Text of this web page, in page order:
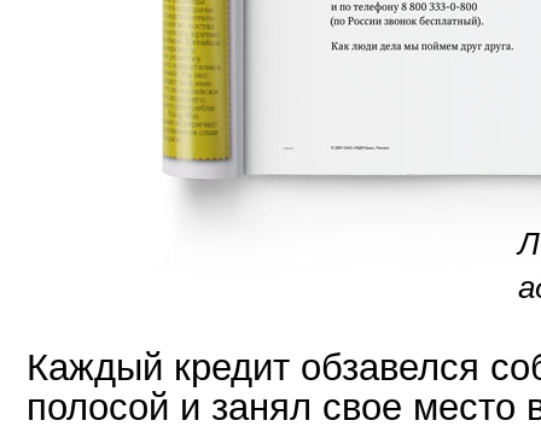
Каждый кредит обзавелся
полосой и занял свое место